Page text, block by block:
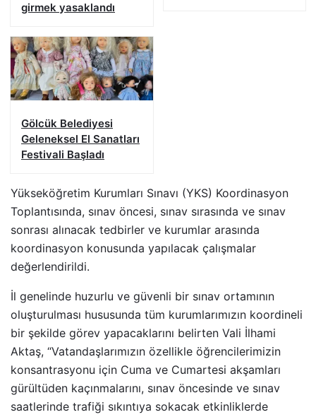
girmek yasaklandı
Gölcük Belediyesi
Geleneksel El Sanatları
Festivali Başladı
Yükseköğretim Kurumları Sınavı (YKS) Koordinasyon
Toplantısında, sınav öncesi, sınav sırasında ve sınav
sonrası alınacak tedbirler ve kurumlar arasında
koordinasyon konusunda yapılacak çalışmalar
değerlendirildi.
İl genelinde huzurlu ve güvenli bir sınav ortamının
oluşturulması hususunda tüm kurumlarımızın koordineli
bir şekilde görev yapacaklarını belirten Vali İlhami
Aktaş, “Vatandaşlarımızın özellikle öğrencilerimizin
konsantrasyonu için Cuma ve Cumartesi akşamları
gürültüden kaçınmalarını, sınav öncesinde ve sınav
saatlerinde trafiği sıkıntıya sokacak etkinliklerde